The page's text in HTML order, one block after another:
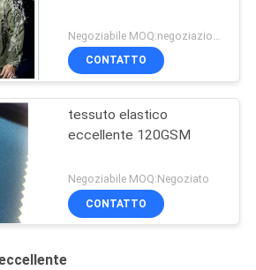
CONTATTO
tessuto elastico
eccellente 120GSM
Negoziabile MOQ:Negoziato
CONTATTO